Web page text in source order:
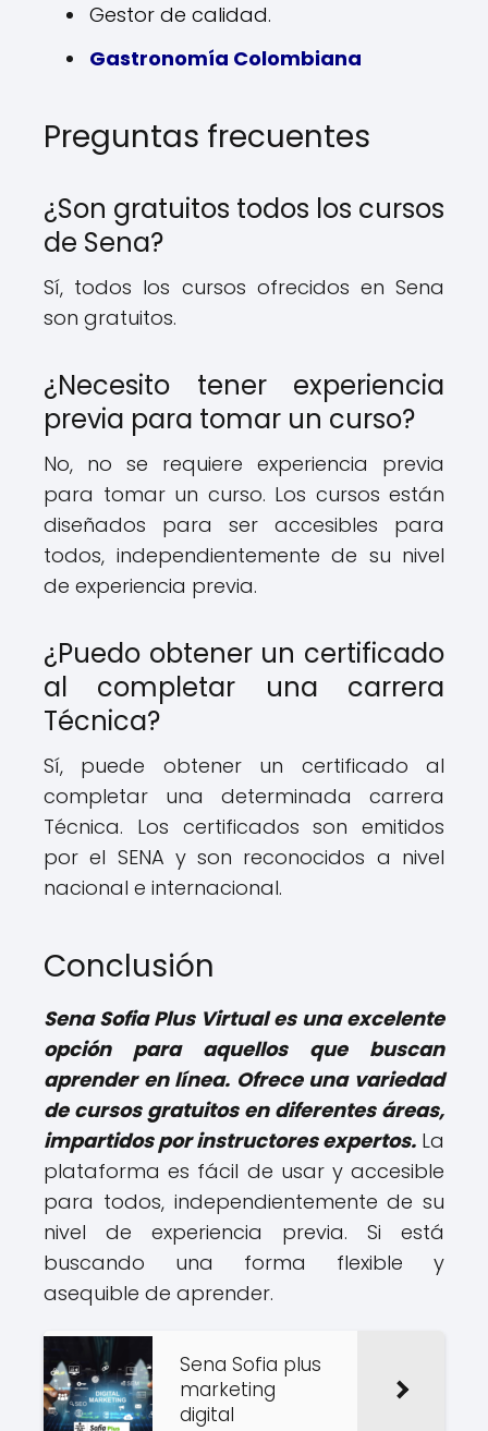
Gestor de calidad.
Gastronomía Colombiana
Preguntas frecuentes
¿Son gratuitos todos los cursos
de Sena?
Sí, todos los cursos ofrecidos en Sena
son gratuitos.
¿Necesito tener experiencia
previa para tomar un curso?
No, no se requiere experiencia previa
para tomar un curso. Los cursos están
diseñados para ser accesibles para
todos, independientemente de su nivel
de experiencia previa.
¿Puedo obtener un certificado
al completar una carrera
Técnica?
Sí, puede obtener un certificado al
completar una determinada carrera
Técnica. Los certificados son emitidos
por el SENA y son reconocidos a nivel
nacional e internacional.
Conclusión
Sena Sofia Plus Virtual es una excelente
opción para aquellos que buscan
aprender en línea. Ofrece una variedad
de cursos gratuitos en diferentes áreas,
impartidos por instructores expertos. La
plataforma es fácil de usar y accesible
para todos, independientemente de su
nivel de experiencia previa. Si está
buscando una forma flexible y
asequible de aprender.
Sena Sofia plus
marketing
digital